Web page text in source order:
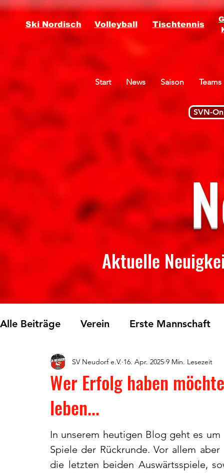
Ski Nordisch Volleyball Tischtennis
Start News Saison Teams
SVN-
Aktuelle
Alle Beiträge Verein Erste Mannschaft
Skilanglauf Fichtelberglauf
Wer Erfolg haben
leben...
SV Neudorf e.V. 16. Apr. 2025 9 Min. Lesezeit
In unserem heutigen Blog geht es um
Spiele der Rückrunde. Vor allem aber
die letzten beiden Auswärtsspiele,